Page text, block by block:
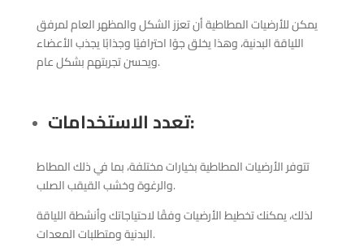
يمكن للأرضيات المطاطية أن تعزز الشكل والمظهر العام لمرفق
اللياقة البدنية، وهذا يخلق جوًا احترافيًا وجذابًا يجذب الأعضاء
ويحسن تجربتهم بشكل عام.
تعدد الاستخدامات:
تتوفر الأرضيات المطاطية بخيارات مختلفة، بما في ذلك المطاط
والرغوة وخشب القيقب الصلب.
لذلك، يمكنك تخطيط الأرضيات وفقًا لاحتياجاتك وأنشطة اللياقة
البدنية ومتطلبات المعدات.